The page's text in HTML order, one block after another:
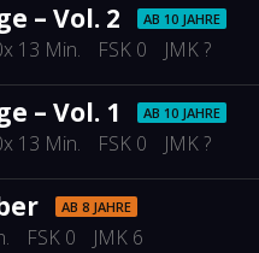
– Vol. 2 AB 10 JAHRE
13 Min. FSK 0 JMK ?
– Vol. 1 AB 10 JAHRE
13 Min. FSK 0 JMK ?
AB 8 JAHRE
FSK 0 JMK 6